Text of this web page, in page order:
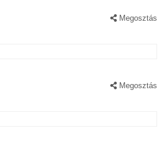
Megosztás
Megosztás